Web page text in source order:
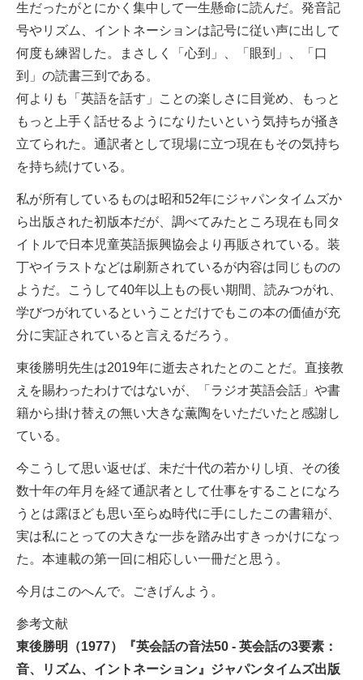
生だったがとにかく集中して一生懸命に読んだ。発音記
号やリズム、イントネーションは記号に従い声に出して
何度も練習した。まさしく「心到」、「眼到」、「口
到」の読書三到である。
何よりも「英語を話す」ことの楽しさに目覚め、もっと
もっと上手く話せるようになりたいという気持ちが掻き
立てられた。通訳者として現場に立つ現在もその気持ち
を持ち続けている。
私が所有しているものは昭和52年にジャパンタイムズか
ら出版された初版本だが、調べてみたところ現在も同タ
イトルで日本児童英語振興協会より再販されている。装
丁やイラストなどは刷新されているが内容は同じものの
ようだ。こうして40年以上もの長い期間、読みつがれ、
学びつがれているということだけでもこの本の価値が充
分に実証されていると言えるだろう。
東後勝明先生は2019年に逝去されたとのことだ。直接教
えを賜わったわけではないが、「ラジオ英語会話」や書
籍から掛け替えの無い大きな薫陶をいただいたと感謝し
ている。
今こうして思い返せば、未だ十代の若かりし頃、その後
数十年の年月を経て通訳者として仕事をすることになろ
うとは露ほども思い至らぬ時代に手にしたこの書籍が、
実は私にとっての大きな一歩を踏み出すきっかけになっ
た。本連載の第一回に相応しい一冊だと思う。
今月はこのへんで。ごきげんよう。
参考文献
東後勝明（1977）『英会話の音法50 - 英会話の3要素：
音、リズム、イントネーション』ジャパンタイムズ出版